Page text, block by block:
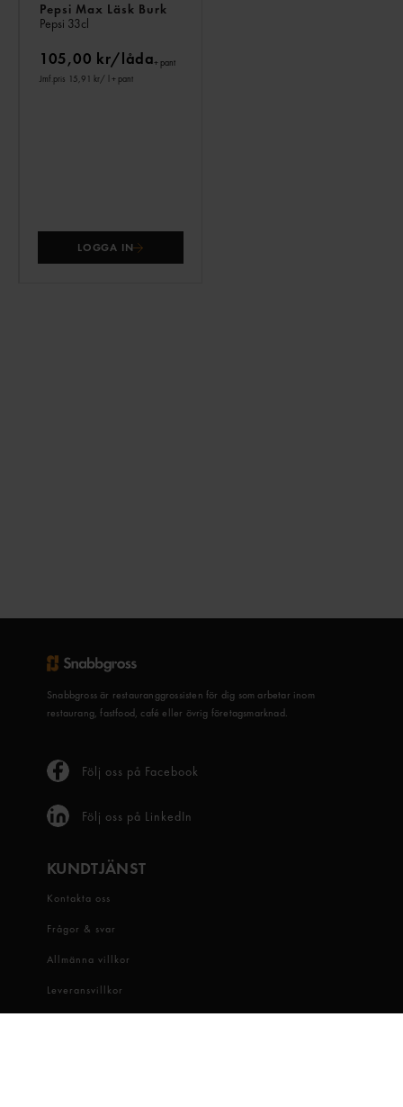
Pepsi Max Läsk Burk
Pepsi 33cl
105,00 kr/låda+ pant
Jmf.pris 15,91 kr/ l + pant
LOGGA IN
Snabbgross är restauranggrossisten för dig som arbetar inom
restaurang, fastfood, café eller övrig företagsmarknad.
Följ oss på Facebook
Följ oss på LinkedIn
KUNDTJÄNST
Kontakta oss
Frågor & svar
Allmänna villkor
Leveransvillkor